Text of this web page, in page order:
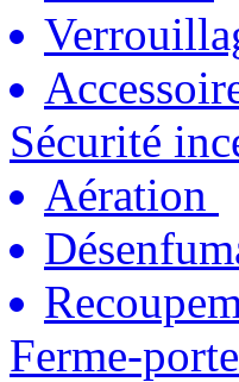
Sécurité
Aération
Ferme-